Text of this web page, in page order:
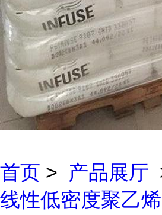
首页 > 产品展厅
线性低密度聚乙